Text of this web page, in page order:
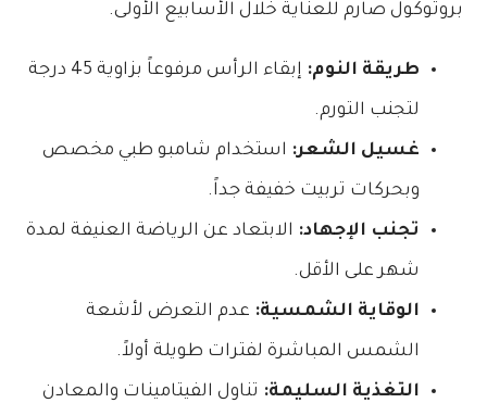
بروتوكول صارم للعناية خلال الأسابيع الأولى.
طريقة النوم: إبقاء الرأس مرفوعاً بزاوية 45 درجة
لتجنب التورم.
غسيل الشعر: استخدام شامبو طبي مخصص
وبحركات تربيت خفيفة جداً.
تجنب الإجهاد: الابتعاد عن الرياضة العنيفة لمدة
شهر على الأقل.
الوقاية الشمسية: عدم التعرض لأشعة
الشمس المباشرة لفترات طويلة أولاً.
التغذية السليمة: تناول الفيتامينات والمعادن